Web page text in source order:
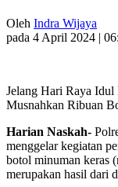
Oleh Indra Wijaya
pada 4 April 2024 |
Jelang Hari Raya
Musnahkan Ribuan
Harian Naskah-
menggelar kegiatan
botol minuman keras
merupakan hasil dari